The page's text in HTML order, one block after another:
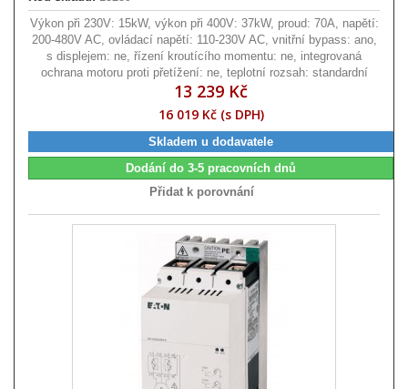
Výkon při 230V: 15kW, výkon při 400V: 37kW, proud: 70A, napětí:
200-480V AC, ovládací napětí: 110-230V AC, vnitřní bypass: ano,
s displejem: ne, řízení kroutícího momentu: ne, integrovaná
ochrana motoru proti přetížení: ne, teplotní rozsah: standardní
13 239 Kč
16 019 Kč (s DPH)
Skladem u dodavatele
Dodání do 3-5 pracovních dnů
Přidat k porovnání